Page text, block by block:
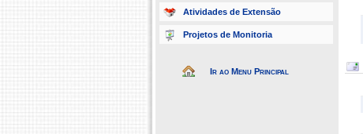
Atividades de Extensão
Projetos de Monitoria
Ir ao Menu Principal